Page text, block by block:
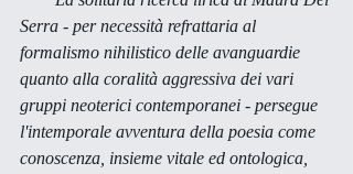
Serra - per necessità refrattaria al
formalismo nihilistico delle avanguardie
quanto alla coralità aggressiva dei vari
gruppi neoterici contemporanei - persegue
l'intemporale avventura della poesia come
conoscenza, insieme vitale ed ontologica,